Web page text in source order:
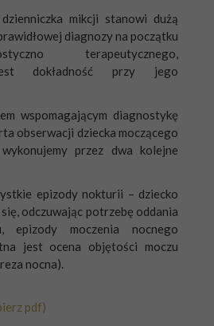
mikcji stanowi dużą
diagnozy na początku
terapeutycznego,
dokładność przy jego
wspomagającym diagnostykę
obserwacji dziecka moczącego
przez dwa kolejne
epizody nokturii – dziecko
odczuwając potrzebę oddania
epizody moczenia nocnego
jest ocena objętości moczu
nocna).
pdf)